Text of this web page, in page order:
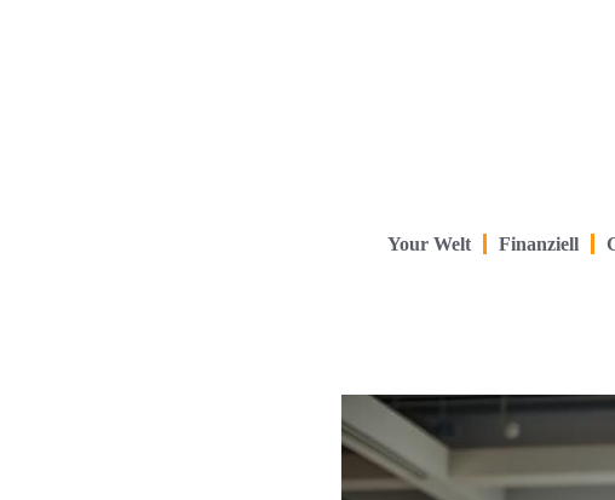
Your Welt Finanziell